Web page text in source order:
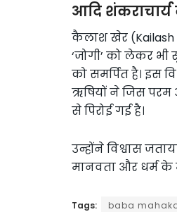
आदि शंकराचार्य
कैलाश खेर (Kailash
‘जोगी’ को लेकर
को समर्पित है। इस
ऋषियों ने जिस परम
से पिरोई गई है।
उन्होंने विश्वास
मानवता और धर्म के
Tags: baba